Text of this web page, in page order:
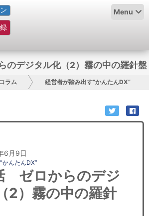
Menu
デジタル化（2）霧の中の羅針盤
コラム 経営者が踏み出す”かんたんDX”
6月9日
かんたんDX”
ゼロからのデジ
2）霧の中の羅針